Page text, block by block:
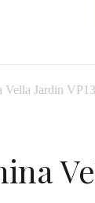
Vella Jardin